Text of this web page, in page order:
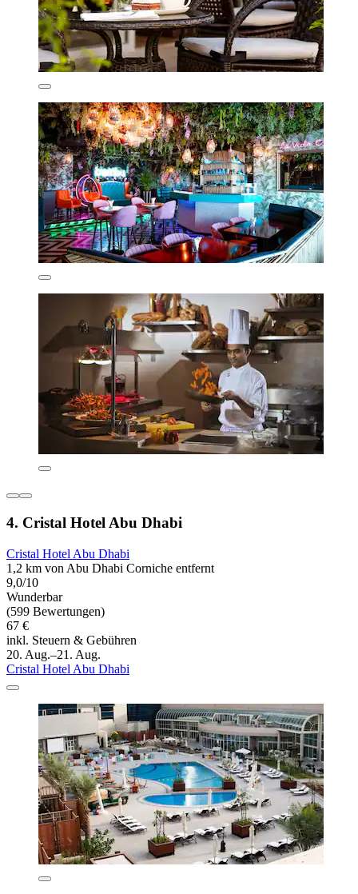
4. Cristal Hotel Abu Dhabi
Cristal Hotel Abu Dhabi
1,2 km von Abu Dhabi Corniche entfernt
9,0/10
Wunderbar
(599 Bewertungen)
67 €
inkl. Steuern & Gebühren
20. Aug.–21. Aug.
Cristal Hotel Abu Dhabi